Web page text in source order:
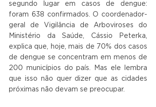
segundo lugar em casos de dengue:
foram 638 confirmados. O coordenador-
geral de Vigilância de Arboviroses do
Ministério da Saúde, Cássio Peterka,
explica que, hoje, mais de 70% dos casos
de dengue se concentram em menos de
200 municípios do país. Mas ele lembra
que isso não quer dizer que as cidades
próximas não devam se preocupar.